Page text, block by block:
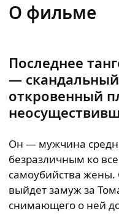
О фильме
Последнее
—
откровенный
Он — мужчина
безразличным ко
самоубийства
выйдет замуж за
снимающего о ней